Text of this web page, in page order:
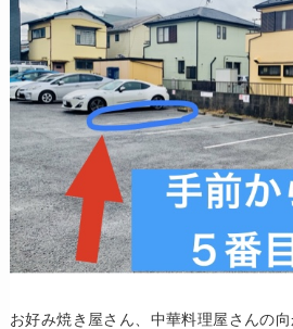
お好み焼き屋さん、中華料理屋さんの